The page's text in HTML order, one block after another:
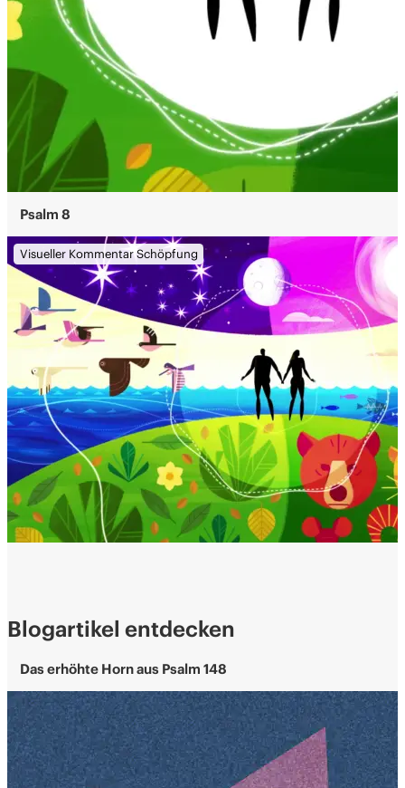
Psalm 8
Visueller Kommentar Schöpfung
Blogartikel entdecken
Das erhöhte Horn aus Psalm 148